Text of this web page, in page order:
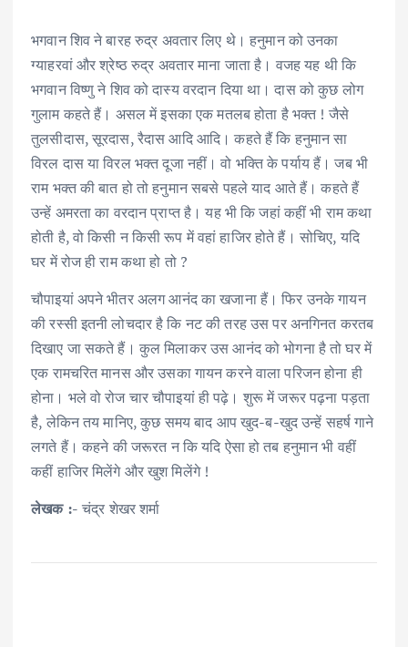
भगवान शिव ने बारह रुद्र अवतार लिए थे। हनुमान को उनका
ग्याहरवां और श्रेष्ठ रुद्र अवतार माना जाता है। वजह यह थी कि
भगवान विष्णु ने शिव को दास्य वरदान दिया था। दास को कुछ लोग
गुलाम कहते हैं। असल में इसका एक मतलब होता है भक्त ! जैसे
तुलसीदास, सूरदास, रैदास आदि आदि। कहते हैं कि हनुमान सा
विरल दास या विरल भक्त दूजा नहीं। वो भक्ति के पर्याय हैं। जब भी
राम भक्त की बात हो तो हनुमान सबसे पहले याद आते हैं। कहते हैं
उन्हें अमरता का वरदान प्राप्त है। यह भी कि जहां कहीं भी राम कथा
होती है, वो किसी न किसी रूप में वहां हाजिर होते हैं। सोचिए, यदि
घर में रोज ही राम कथा हो तो ?
चौपाइयां अपने भीतर अलग आनंद का खजाना हैं। फिर उनके गायन
की रस्सी इतनी लोचदार है कि नट की तरह उस पर अनगिनत करतब
दिखाए जा सकते हैं। कुल मिलाकर उस आनंद को भोगना है तो घर में
एक रामचरित मानस और उसका गायन करने वाला परिजन होना ही
होना। भले वो रोज चार चौपाइयां ही पढ़े। शुरू में जरूर पढ़ना पड़ता
है, लेकिन तय मानिए, कुछ समय बाद आप खुद-ब-खुद उन्हें सहर्ष गाने
लगते हैं। कहने की जरूरत न कि यदि ऐसा हो तब हनुमान भी वहीं
कहीं हाजिर मिलेंगे और खुश मिलेंगे !
लेखक :- चंद्र शेखर शर्मा